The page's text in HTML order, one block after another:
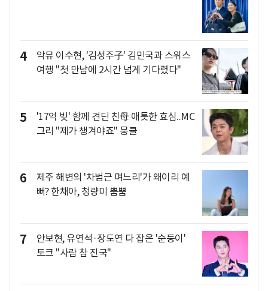
4
악뮤 이수현, '김성주子' 김민국과 스위스
여행 "첫 만남에 2시간 넘게 기다렸다"
5
'17억 빚' 함께 견딘 친母 애틋한 효심..MC
그리 "제가 챙겨야죠" 뭉클
6
제주 해변의 '차범근 며느리'가 왜이리 예
뻐? 한채아, 청량미 뿜뿜
7
안보현, 유연석·장도연 다 잡은 '순둥이'
토크 "사람 참 진국"